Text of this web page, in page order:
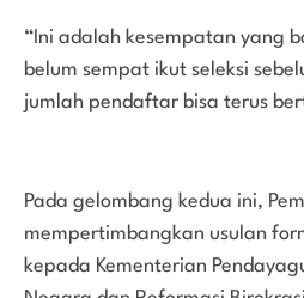
“Ini adalah kesempatan yang
belum sempat ikut seleksi
jumlah pendaftar bisa terus
Pada gelombang kedua ini,
mempertimbangkan usulan
kepada Kementerian